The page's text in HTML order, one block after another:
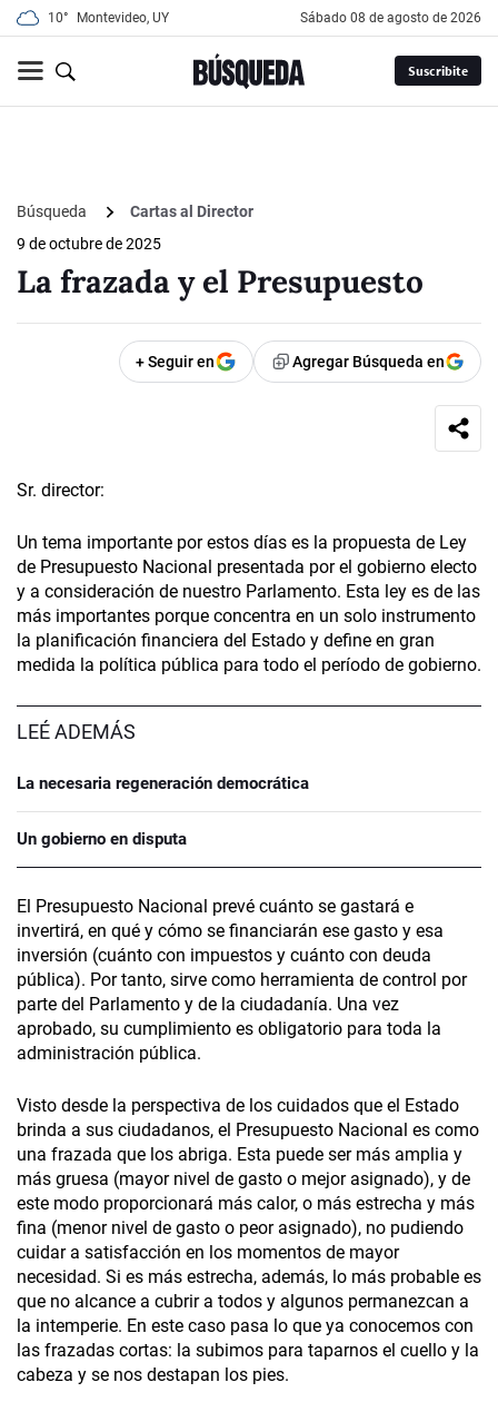
10° Montevideo, UY sábado 08 de agosto de 2026
Suscribite
Búsqueda
Cartas al Director
9 de octubre de 2025
La frazada y el Presupuesto
+ Seguir en Agregar Búsqueda en
Sr. director:
Un tema importante por estos días es la propuesta de Ley
de Presupuesto Nacional presentada por el gobierno electo
y a consideración de nuestro Parlamento. Esta ley es de las
más importantes porque concentra en un solo instrumento
la planificación financiera del Estado y define en gran
medida la política pública para todo el período de gobierno.
LEÉ ADEMÁS
La necesaria regeneración democrática
Un gobierno en disputa
El Presupuesto Nacional prevé cuánto se gastará e
invertirá, en qué y cómo se financiarán ese gasto y esa
inversión (cuánto con impuestos y cuánto con deuda
pública). Por tanto, sirve como herramienta de control por
parte del Parlamento y de la ciudadanía. Una vez
aprobado, su cumplimiento es obligatorio para toda la
administración pública.
Visto desde la perspectiva de los cuidados que el Estado
brinda a sus ciudadanos, el Presupuesto Nacional es como
una frazada que los abriga. Esta puede ser más amplia y
más gruesa (mayor nivel de gasto o mejor asignado), y de
este modo proporcionará más calor, o más estrecha y más
fina (menor nivel de gasto o peor asignado), no pudiendo
cuidar a satisfacción en los momentos de mayor
necesidad. Si es más estrecha, además, lo más probable es
que no alcance a cubrir a todos y algunos permanezcan a
la intemperie. En este caso pasa lo que ya conocemos con
las frazadas cortas: la subimos para taparnos el cuello y la
cabeza y se nos destapan los pies.